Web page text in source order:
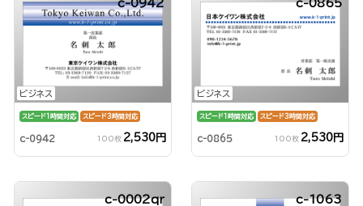
ビジネス
c-0942
スピード1時間対応 スピード3時間対応
c-0942 100枚 2,530円
ビジネス
c-0865
スピード1時間対応 スピード3時間対応
c-0865 100枚 2,530円
c-0002qr c-1063